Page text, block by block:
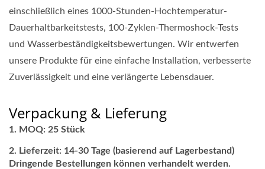
einschließlich eines 1000-Stunden-Hochtemperatur-
Dauerhaltbarkeitstests, 100-Zyklen-Thermoshock-Tests
und Wasserbeständigkeitsbewertungen. Wir entwerfen
unsere Produkte für eine einfache Installation, verbesserte
Zuverlässigkeit und eine verlängerte Lebensdauer.
Verpackung & Lieferung
MOQ: 25 Stück
Lieferzeit: 14-30 Tage (basierend auf Lagerbestand)
Dringende Bestellungen können verhandelt werden.